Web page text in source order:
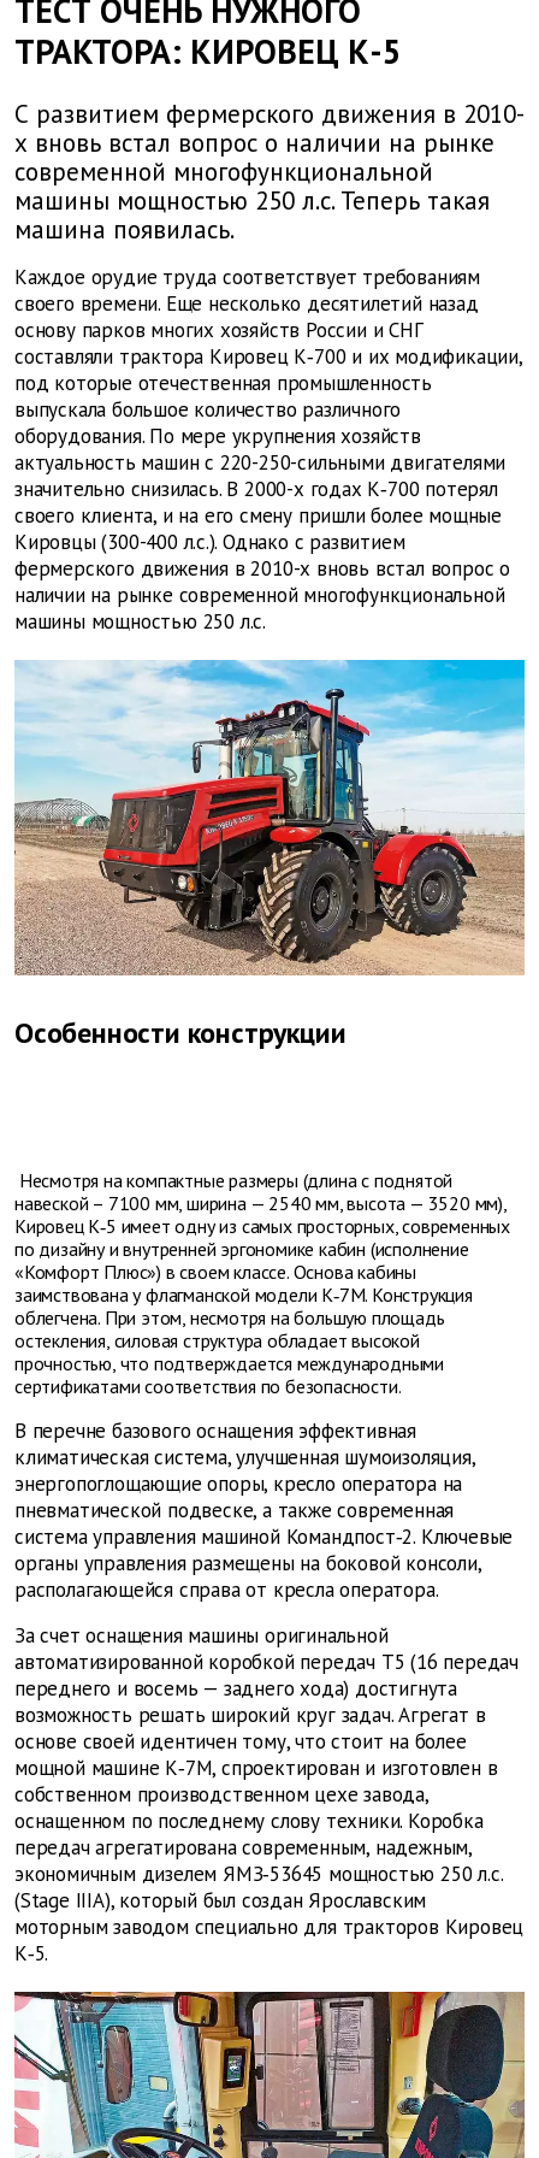
ТЕСТ ОЧЕНЬ НУЖНОГО
ТРАКТОРА: КИРОВЕЦ К-5
С развитием фермерского движения в 2010-
х вновь встал вопрос о наличии на рынке
современной многофункциональной
машины мощностью 250 л.с. Теперь такая
машина появилась.
Каждое орудие труда соответствует требованиям
своего времени. Еще несколько десятилетий назад
основу парков многих хозяйств России и СНГ
составляли трактора Кировец К‑700 и их модификации,
под которые отечественная промышленность
выпускала большое количество различного
оборудования. По мере укрупнения хозяйств
актуальность машин с 220-250-сильными двигателями
значительно снизилась. В 2000-х годах К‑700 потерял
своего клиента, и на его смену пришли более мощные
Кировцы (300-400 л. с.). Однако с развитием
фермерского движения в 2010-х вновь встал вопрос о
наличии на рынке современной многофункциональной
машины мощностью 250 л. с.
Особенности конструкции
Несмотря на компактные размеры (длина с поднятой
навеской – 7100 мм, ширина — 2540 мм, высота — 3520 мм),
Кировец К‑5 имеет одну из самых просторных, современных
по дизайну и внутренней эргономике кабин (исполнение
«Комфорт Плюс») в своем классе. Основа кабины
заимствована у флагманской модели К‑7М. Конструкция
облегчена. При этом, несмотря на большую площадь
остекления, силовая структура обладает высокой
прочностью, что подтверждается международными
сертификатами соответствия по безопасности.
В перечне базового оснащения эффективная
климатическая система, улучшенная шумоизоляция,
энергопоглощающие опоры, кресло оператора на
пневматической подвеске, а также современная
система управления машиной Командпост‑2. Ключевые
органы управления размещены на боковой консоли,
располагающейся справа от кресла оператора.
За счет оснащения машины оригинальной
автоматизированной коробкой передач Т5 (16 передач
переднего и восемь — заднего хода) достигнута
возможность решать широкий круг задач. Агрегат в
основе своей идентичен тому, что стоит на более
мощной машине К‑7М, спроектирован и изготовлен в
собственном производственном цехе завода,
оснащенном по последнему слову техники. Коробка
передач агрегатирована современным, надежным,
экономичным дизелем ЯМЗ‑53645 мощностью 250 л.с.
(Stage IIIA), который был создан Ярославским
моторным заводом специально для тракторов Кировец
К‑5.